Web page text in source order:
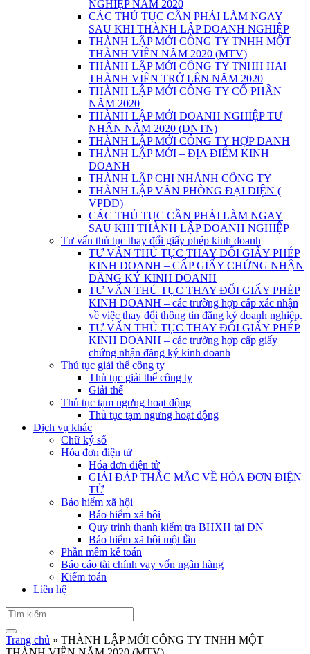
NGHIỆP NĂM 2020
CÁC THỦ TỤC CẦN PHẢI LÀM NGAY
SAU KHI THÀNH LẬP DOANH NGHIỆP
THÀNH LẬP MỚI CÔNG TY TNHH MỘT
THÀNH VIÊN NĂM 2020 (MTV)
THÀNH LẬP MỚI CÔNG TY TNHH HAI
THÀNH VIÊN TRỞ LÊN NĂM 2020
THÀNH LẬP MỚI CÔNG TY CỔ PHẦN
NĂM 2020
THÀNH LẬP MỚI DOANH NGHIỆP TƯ
NHÂN NĂM 2020 (DNTN)
THÀNH LẬP MỚI CÔNG TY HỢP DANH
THÀNH LẬP MỚI – ĐỊA ĐIỂM KINH
DOANH
THÀNH LẬP CHI NHÁNH CÔNG TY
THÀNH LẬP VĂN PHÒNG ĐẠI DIỆN (
VPĐD)
CÁC THỦ TỤC CẦN PHẢI LÀM NGAY
SAU KHI THÀNH LẬP DOANH NGHIỆP
Tư vấn thủ tục thay đổi giấy phép kinh doanh
TƯ VẤN THỦ TỤC THAY ĐỔI GIẤY PHÉP
KINH DOANH – CẤP GIẤY CHỨNG NHẬN
ĐĂNG KÝ KINH DOANH
TƯ VẤN THỦ TỤC THAY ĐỔI GIẤY PHÉP
KINH DOANH – các trường hợp cấp xác nhận
về việc thay đổi thông tin đăng ký doanh nghiệp.
TƯ VẤN THỦ TỤC THAY ĐỔI GIẤY PHÉP
KINH DOANH – các trường hợp cấp giấy
chứng nhận đăng ký kinh doanh
Thủ tục giải thể công ty
Thủ tục giải thể công ty
Giải thể
Thủ tục tạm ngưng hoạt động
Thủ tục tạm ngưng hoạt động
Dịch vụ khác
Chữ ký số
Hóa đơn điện tử
Hóa đơn điện tử
GIẢI ĐÁP THẮC MẮC VỀ HÓA ĐƠN ĐIỆN
TỬ
Bảo hiểm xã hội
Bảo hiểm xã hội
Quy trình thanh kiểm tra BHXH tại DN
Bảo hiểm xã hội một lần
Phần mềm kế toán
Báo cáo tài chính vay vốn ngân hàng
Kiểm toán
Liên hệ
Trang chủ » THÀNH LẬP MỚI CÔNG TY TNHH MỘT